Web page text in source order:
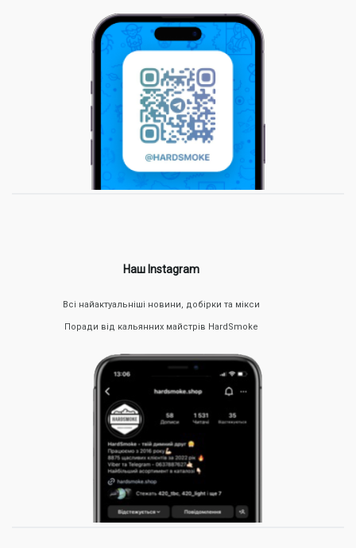
Наш Instagram
Всі найактуальніші новини, добірки та мікси
Поради від кальянних майстрів HardSmoke